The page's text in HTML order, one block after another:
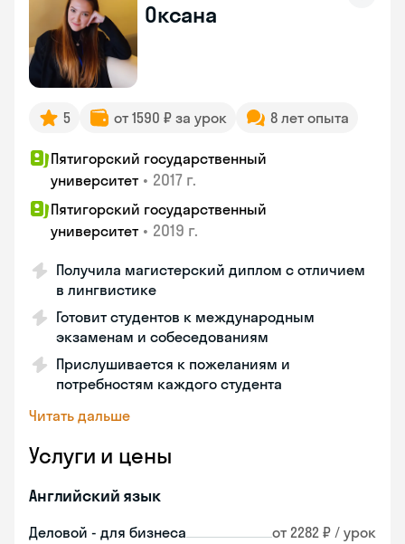
Оксана
5 от 1590 ₽ за урок 8 лет опыта
Пятигорский государственный
университет • 2017 г.
Пятигорский государственный
университет • 2019 г.
Получила магистерский диплом с отличием
в лингвистике
Готовит студентов к международным
экзаменам и собеседованиям
Прислушивается к пожеланиям и
потребностям каждого студента
Читать дальше
Услуги и цены
Английский язык
Деловой - для бизнеса от 2282 ₽ / урок